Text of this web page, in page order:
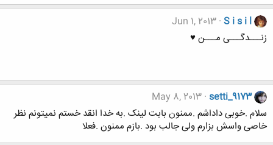
S i s i l
Jun 1, 2013
زنـــدگـــی مـــن ♥
setti_9173
May 8, 2013
سلام .خوبی داداشم .ممنون بابت لینک .به خدا انقد خستم نمیتونم نظر
خاصی واسش بزارم ولی جالب بود .بازم ممنون .فعلا